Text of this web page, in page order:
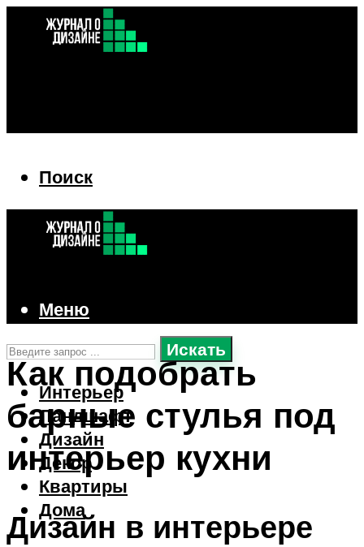
Поиск
Искать
Интерьер
Ландшафт
Дизайн
Декор
Квартиры
Дома
Меню
Как подобрать
барные стулья под
интерьер кухни
Дизайн в интерьере